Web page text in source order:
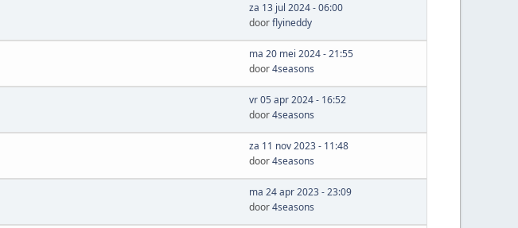
za 13 jul 2024 - 06:00
doorflyineddy
ma 20 mei 2024 - 21:55
door4seasons
vr 05 apr 2024 - 16:52
door4seasons
za 11 nov 2023 - 11:48
door4seasons
ma 24 apr 2023 - 23:09
door4seasons